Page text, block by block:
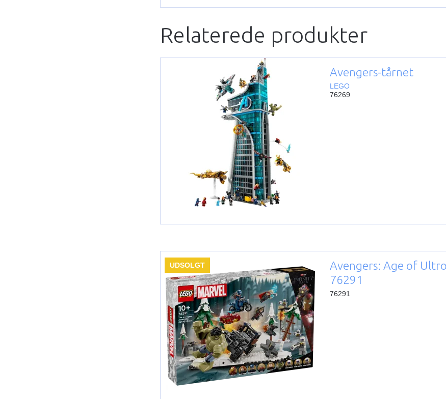
Relaterede produkter
Avengers-tårnet
LEGO
76269
UDSOLGT
Avengers: Age of
76291
76291